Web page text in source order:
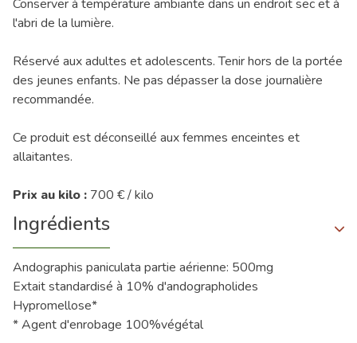
Conserver à température ambiante dans un endroit sec et à
l'abri de la lumière.
Réservé aux adultes et adolescents. Tenir hors de la portée
des jeunes enfants. Ne pas dépasser la dose journalière
recommandée.
Ce produit est déconseillé aux femmes enceintes et
allaitantes.
Prix au kilo : 700 € / kilo
Ingrédients
Andographis paniculata partie aérienne: 500mg
Extait standardisé à 10% d'andographolides
Hypromellose*
* Agent d'enrobage 100%végétal